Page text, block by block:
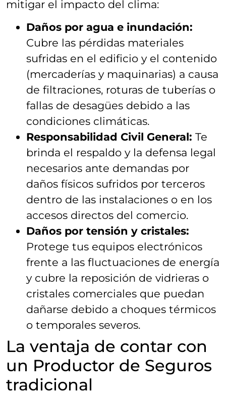
mitigar el impacto del clima:
Daños por agua e inundación:
Cubre las pérdidas materiales
sufridas en el edificio y el contenido
(mercaderías y maquinarias) a causa
de filtraciones, roturas de tuberías o
fallas de desagües debido a las
condiciones climáticas.
Responsabilidad Civil General: Te
brinda el respaldo y la defensa legal
necesarios ante demandas por
daños físicos sufridos por terceros
dentro de las instalaciones o en los
accesos directos del comercio.
Daños por tensión y cristales:
Protege tus equipos electrónicos
frente a las fluctuaciones de energía
y cubre la reposición de vidrieras o
cristales comerciales que puedan
dañarse debido a choques térmicos
o temporales severos.
La ventaja de contar con
un Productor de Seguros
tradicional